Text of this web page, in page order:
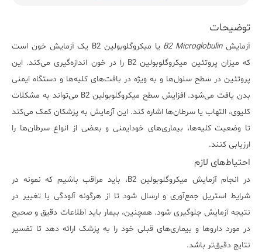
توضیحات
آزمایشB2 Microglobulin
یا میکروگلوبولین B2 یک آزمایش خون است
که میزان پروتئین میکروگلوبولین B2 را در خون اندازه‌گیری می‌کند. این
پروتئین در سطح سلول‌ها و به ویژه در بافت‌های کلیه‌ها و دستگاه ایمنی
بدن یافت می‌شود. افزایش سطح میکروگلوبولین B2 می‌تواند به مشکلات
کلیوی، التهاب یا سرطان‌ها اشاره کند. این آزمایش به پزشکان کمک می‌کند
تا وضعیت کلیه‌ها، بیماری‌های خودایمنی و بعضی از انواع سرطان‌ها را
ارزیابی کنند.
احتیاط‌های لازم
در انجام آزمایش میکروگلوبولین B2، باید مراقب باشیم که نمونه در
شرایط استریل جمع‌آوری و ارسال شود تا از هرگونه آلودگی یا تغییر در
نتیجه آزمایش جلوگیری شود. همچنین، بیمار باید اطلاعات دقیق و صحیح
در مورد داروها و بیماری‌های قبلی خود را به پزشک ارائه دهد تا تفسیر
نتایج دقیق‌تر باشد.